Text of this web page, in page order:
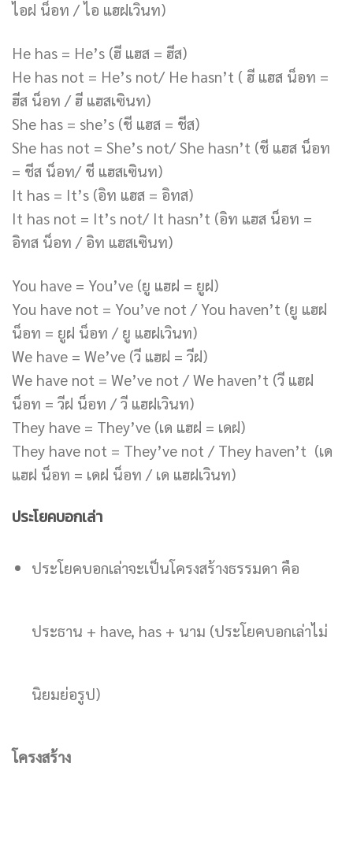
ไอฝ น็อท / ไอ แฮฝเวินท)
He has = He’s (ฮี แฮส = ฮีส)
He has not = He’s not/ He hasn’t ( ฮี แฮส น็อท =
ฮีส น็อท / ฮี แฮสเซินท)
She has = she’s (ชี แฮส = ชีส)
She has not = She’s not/ She hasn’t (ชี แฮส น็อท
= ชีส น็อท/ ชี แฮสเซินท)
It has = It’s (อิท แฮส = อิทส)
It has not = It’s not/ It hasn’t (อิท แฮส น็อท =
อิทส น็อท / อิท แฮสเซินท)
You have = You’ve (ยู แฮฝ = ยูฝ)
You have not = You’ve not / You haven’t (ยู แฮฝ
น็อท = ยูฝ น็อท / ยู แฮฝเวินท)
We have = We’ve (วี แฮฝ = วีฝ)
We have not = We’ve not / We haven’t (วี แฮฝ
น็อท = วีฝ น็อท / วี แฮฝเวินท)
They have = They’ve (เด แฮฝ = เดฝ)
They have not = They’ve not / They haven’t (เด
แฮฝ น็อท = เดฝ น็อท / เด แฮฝเวินท)
ประโยคบอกเล่า
ประโยคบอกเล่าจะเป็นโครงสร้างธรรมดา คือ
ประธาน + have, has + นาม (ประโยคบอกเล่าไม่
นิยมย่อรูป)
โครงสร้าง